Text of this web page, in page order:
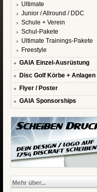
Ultimate
Junior / Allround / DDC
Schule + Verein
Schul-Pakete
Ultimate Trainings-Pakete
Freestyle
GAIA Einzel-Ausrüstung
Disc Golf Körbe + Anlagen
Flyer / Poster
GAIA Sponsorships
Mehr über...